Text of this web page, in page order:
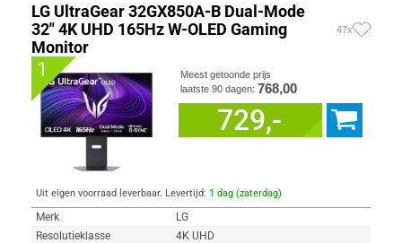
LG UltraGear 32GX850A-B Dual-Mode
32" 4K UHD 165Hz W-OLED Gaming
Monitor
47x
1
Meest getoonde prijs
laatste 90 dagen:768,00
729,-
Uit eigen voorraad leverbaar. Levertijd: 1 dag (zaterdag)
Merk
LG
Resolutieklasse
4K UHD